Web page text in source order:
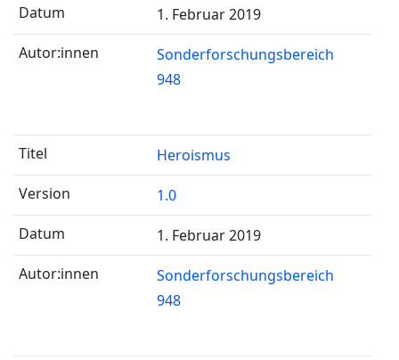
1. Februar 2019
Sonderforschungsbereich
948
Heroismus
1.0
1. Februar 2019
Sonderforschungsbereich
948